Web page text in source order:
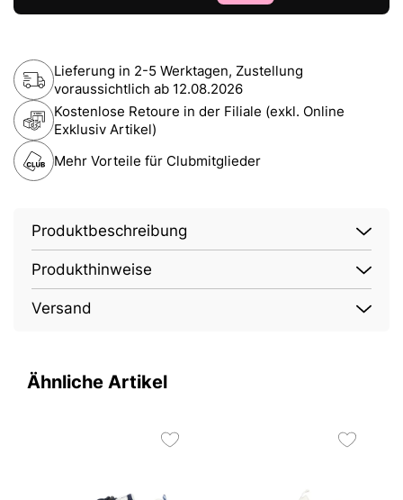
Lieferung in 2-5 Werktagen, Zustellung
voraussichtlich ab 12.08.2026
Kostenlose Retoure in der Filiale (exkl. Online
Exklusiv Artikel)
Mehr Vorteile für Clubmitglieder
Produktbeschreibung
Produkthinweise
Versand
Ähnliche Artikel